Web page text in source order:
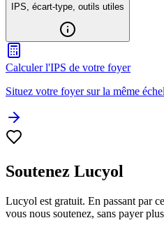
IPS, écart-type, outils utiles
Calculer l'IPS de votre foyer
Situez votre foyer sur la même
Soutenez Lucyol
Lucyol est gratuit. En passant par
vous nous soutenez, sans payer